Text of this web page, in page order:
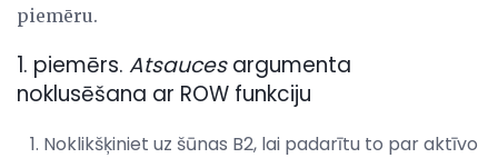
piemēru.
1. piemērs. Atsaucesargumenta
noklusēšana ar ROW funkciju
Noklikšķiniet uz šūnas B2, lai padarītu to par aktīvo